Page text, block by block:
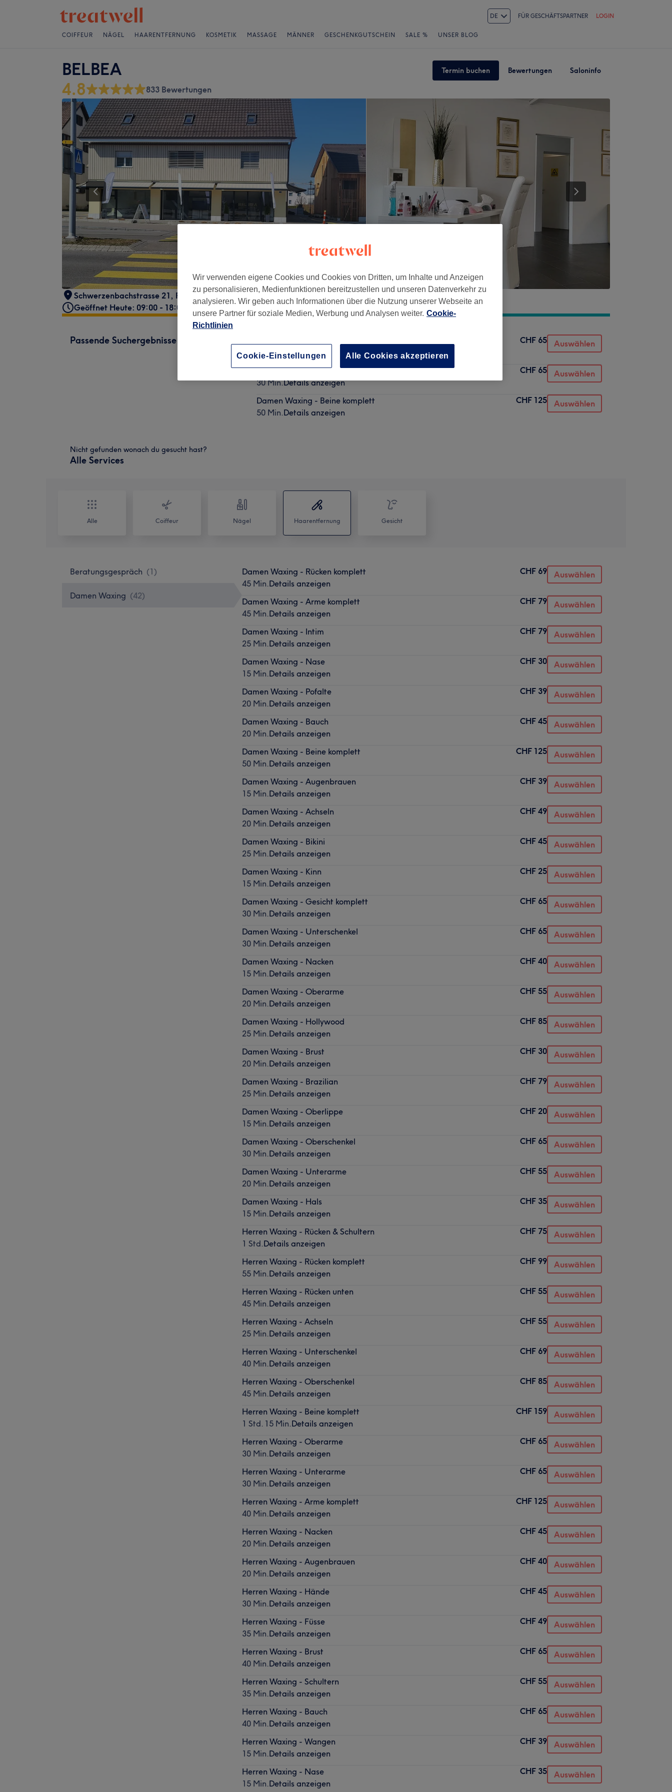
DE FÜR GESCHÄFTSPARTNER LOGIN
COIFFEUR NÄGEL HAARENTFERNUNG KOSMETIK MASSAGE MÄNNER GESCHENKGUTSCHEIN SALE % UNSER BLOG
BELBEA Termin buchen Bewertungen Saloninfo
4.8 833 Bewertungen
Schwerzenbachstrasse 21 , Fällanden, 8117
Geöffnet Heute: 09:00 - 18:00
Passende Suchergebnisse
30 Min.Details anzeigen
CHF 65 Auswählen
Damen Waxing - Oberschenkel
30 Min.Details anzeigen
CHF 65 Auswählen
Damen Waxing - Beine komplett
50 Min.Details anzeigen
CHF 125 Auswählen
Nicht gefunden wonach du gesucht hast?
Alle Services
Alle Coiffeur Nägel Haarentfernung Gesicht
Beratungsgespräch (1)
Damen Waxing (42)
Damen Waxing - Rücken komplett
45 Min.Details anzeigen
CHF 69 Auswählen
Damen Waxing - Arme komplett
45 Min.Details anzeigen
CHF 79 Auswählen
Damen Waxing - Intim
25 Min.Details anzeigen
CHF 79 Auswählen
Damen Waxing - Nase
15 Min.Details anzeigen
CHF 30 Auswählen
Damen Waxing - Pofalte
20 Min.Details anzeigen
CHF 39 Auswählen
Damen Waxing - Bauch
20 Min.Details anzeigen
CHF 45 Auswählen
Damen Waxing - Beine komplett
50 Min.Details anzeigen
CHF 125 Auswählen
Damen Waxing - Augenbrauen
15 Min.Details anzeigen
CHF 39 Auswählen
Damen Waxing - Achseln
20 Min.Details anzeigen
CHF 49 Auswählen
Damen Waxing - Bikini
25 Min.Details anzeigen
CHF 45 Auswählen
Damen Waxing - Kinn
15 Min.Details anzeigen
CHF 25 Auswählen
Damen Waxing - Gesicht komplett
30 Min.Details anzeigen
CHF 65 Auswählen
Damen Waxing - Unterschenkel
30 Min.Details anzeigen
CHF 65 Auswählen
Damen Waxing - Nacken
15 Min.Details anzeigen
CHF 40 Auswählen
Damen Waxing - Oberarme
20 Min.Details anzeigen
CHF 55 Auswählen
Damen Waxing - Hollywood
25 Min.Details anzeigen
CHF 85 Auswählen
Damen Waxing - Brust
20 Min.Details anzeigen
CHF 30 Auswählen
Damen Waxing - Brazilian
25 Min.Details anzeigen
CHF 79 Auswählen
Damen Waxing - Oberlippe
15 Min.Details anzeigen
CHF 20 Auswählen
Damen Waxing - Oberschenkel
30 Min.Details anzeigen
CHF 65 Auswählen
Damen Waxing - Unterarme
20 Min.Details anzeigen
CHF 55 Auswählen
Damen Waxing - Hals
15 Min.Details anzeigen
CHF 35 Auswählen
Herren Waxing - Rücken & Schultern
1 Std.Details anzeigen
CHF 75 Auswählen
Herren Waxing - Rücken komplett
55 Min.Details anzeigen
CHF 99 Auswählen
Herren Waxing - Rücken unten
45 Min.Details anzeigen
CHF 55 Auswählen
Herren Waxing - Achseln
25 Min.Details anzeigen
CHF 55 Auswählen
Herren Waxing - Unterschenkel
40 Min.Details anzeigen
CHF 69 Auswählen
Herren Waxing - Oberschenkel
45 Min.Details anzeigen
CHF 85 Auswählen
Herren Waxing - Beine komplett
1 Std. 15 Min.Details anzeigen
CHF 159 Auswählen
Herren Waxing - Oberarme
30 Min.Details anzeigen
CHF 65 Auswählen
Herren Waxing - Unterarme
30 Min.Details anzeigen
CHF 65 Auswählen
Herren Waxing - Arme komplett
40 Min.Details anzeigen
CHF 125 Auswählen
Herren Waxing - Nacken
20 Min.Details anzeigen
CHF 45 Auswählen
Herren Waxing - Augenbrauen
20 Min.Details anzeigen
CHF 40 Auswählen
Herren Waxing - Hände
30 Min.Details anzeigen
CHF 45 Auswählen
Herren Waxing - Füsse
35 Min.Details anzeigen
CHF 49 Auswählen
Herren Waxing - Brust
40 Min.Details anzeigen
CHF 65 Auswählen
Herren Waxing - Schultern
35 Min.Details anzeigen
CHF 55 Auswählen
Herren Waxing - Bauch
40 Min.Details anzeigen
CHF 65 Auswählen
Herren Waxing - Wangen
15 Min.Details anzeigen
CHF 39 Auswählen
Herren Waxing - Nase
15 Min.Details anzeigen
CHF 35 Auswählen
Wir verwenden eigene Cookies und Cookies von Dritten, um Inhalte und Anzeigen
zu personalisieren, Medienfunktionen bereitzustellen und unseren Datenverkehr zu
analysieren. Wir geben auch Informationen über die Nutzung unserer Webseite an
unsere Partner für soziale Medien, Werbung und Analysen weiter. Cookie-
Richtlinien
Alle Cookies akzeptieren
Cookie-Einstellungen